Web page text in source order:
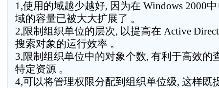
1,使用的域越少越好, 因为在 Windows 2000
域的容量已被大大扩展了 。
2,限制组织单位的层次, 以提高在 Active
搜索对象的运行效率 。
3,限制组织单位中的对象个数, 有利于高效的
特定资源 。
4,可以将管理权限分配到组织单位级, 这样既